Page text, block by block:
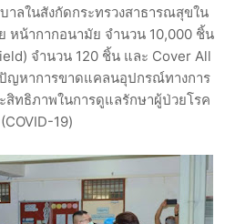
าลในสังกัดกระทรวงสาธารณสุขใน
หน้ากากอนามัย จำนวน 10,000 ชิ้น
จำนวน 120 ชิ้น และ Cover All
ญหาการขาดแคลนอุปกรณ์ทางการ
ทธิภาพในการดูแลรักษาผู้ป่วยโรค
19)